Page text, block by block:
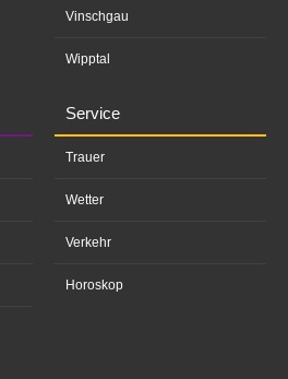
Vinschgau
Wipptal
Service
Trauer
Wetter
Verkehr
Horoskop